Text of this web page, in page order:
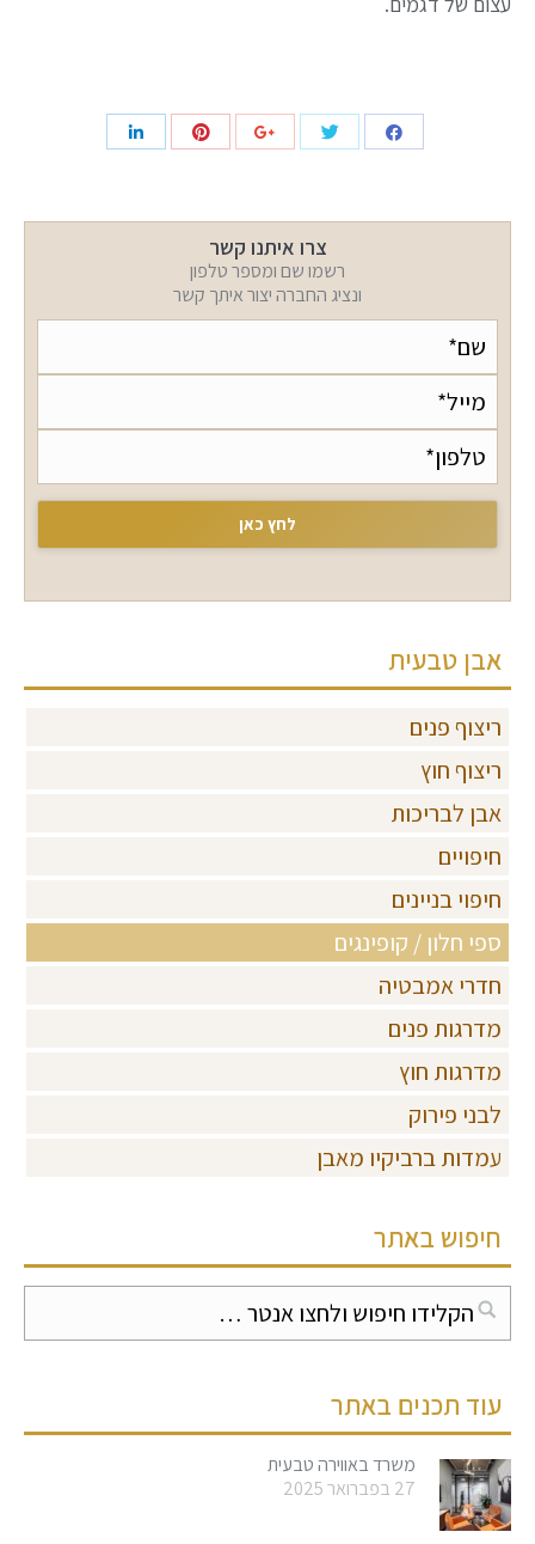
צרו איתנו קשר
רשמו שם ומספר טלפון
ונציג החברה יצור איתך קשר
אבן טבעית
ריצוף פנים
ריצוף חוץ
אבן לבריכות
חיפויים
חיפוי בניינים
ספי חלון / קופינגים
חדרי אמבטיה
מדרגות פנים
מדרגות חוץ
לבני פירוק
עמדות ברביקיו מאבן
חיפוש באתר
עוד תכנים באתר
משרד באווירה טבעית
27 בפברואר 2025